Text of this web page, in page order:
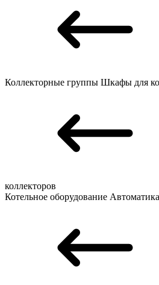
Коллекторные группы Шкафы для
коллекторов
Котельное оборудование Автоматика